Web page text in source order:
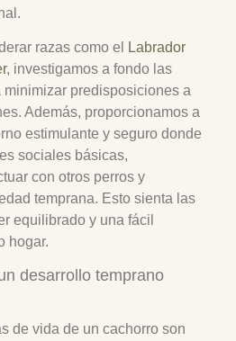
razas como el
Labrador
, investigamos a fondo las
minimizar predisposiciones a
Además, proporcionamos a
estimulante y seguro donde
sociales básicas,
con otros perros y
temprana. Esto sienta las
equilibrado y una fácil
hogar.
desarrollo temprano
de vida de un cachorro son